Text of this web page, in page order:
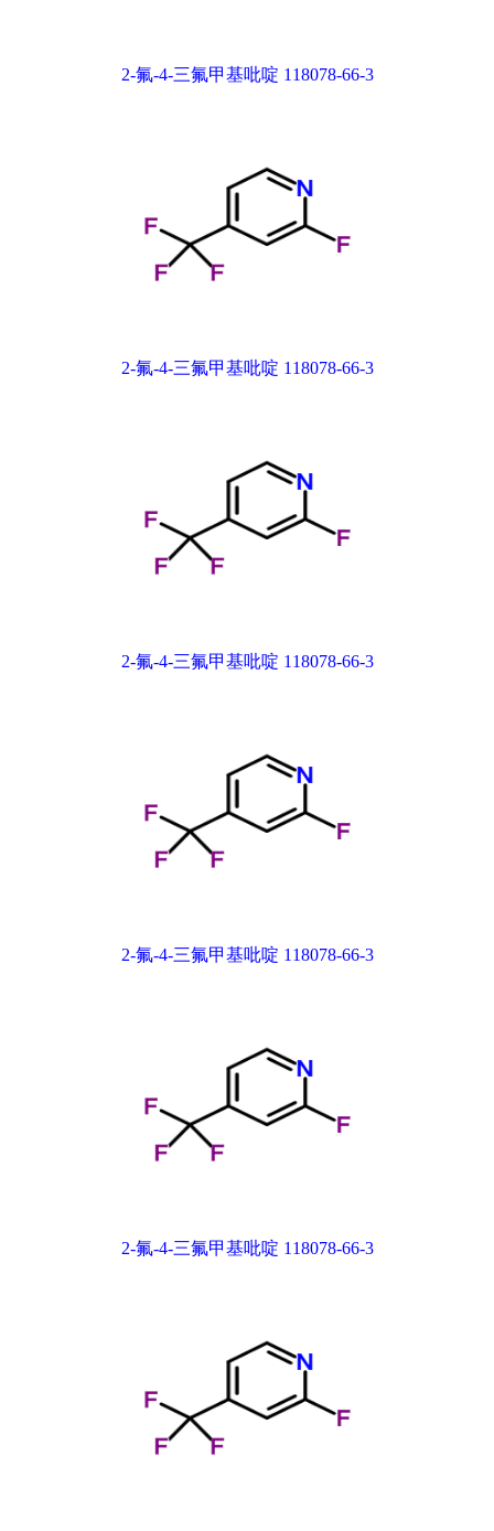
2-氟-4-三氟甲基吡啶 118078-66-3
2-氟-4-三氟甲基吡啶 118078-66-3
2-氟-4-三氟甲基吡啶 118078-66-3
2-氟-4-三氟甲基吡啶 118078-66-3
2-氟-4-三氟甲基吡啶 118078-66-3